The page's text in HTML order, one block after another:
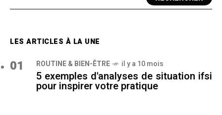
LES ARTICLES À LA UNE
01 ROUTINE & BIEN-ÊTRE il y a 10 mois
5 exemples d'analyses de situation ifsi
pour inspirer votre pratique